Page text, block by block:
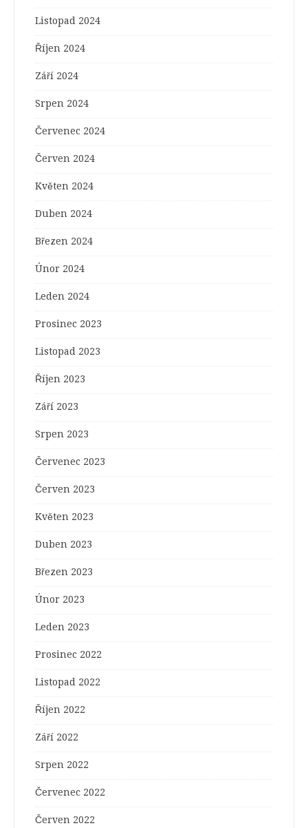
Listopad 2024
Říjen 2024
Září 2024
Srpen 2024
Červenec 2024
Červen 2024
Květen 2024
Duben 2024
Březen 2024
Únor 2024
Leden 2024
Prosinec 2023
Listopad 2023
Říjen 2023
Září 2023
Srpen 2023
Červenec 2023
Červen 2023
Květen 2023
Duben 2023
Březen 2023
Únor 2023
Leden 2023
Prosinec 2022
Listopad 2022
Říjen 2022
Září 2022
Srpen 2022
Červenec 2022
Červen 2022